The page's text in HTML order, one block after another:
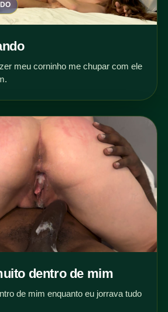
meu corninho me chupar com ele
dentro de mim
de mim enquanto eu jorrava tudo